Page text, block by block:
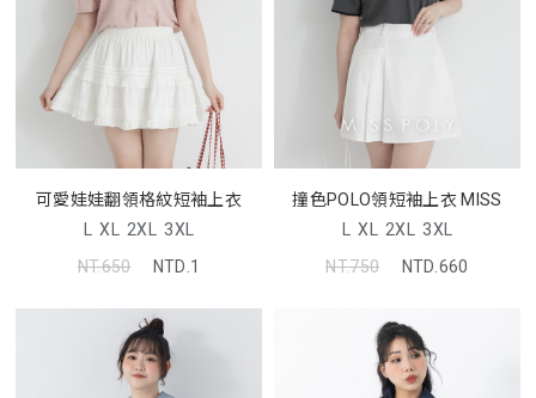
可愛娃娃翻領格紋短袖上衣
L XL 2XL 3XL
NT.650
NTD.1
撞色POLO領短袖上衣 MISS
L XL 2XL 3XL
NT.750
NTD.660